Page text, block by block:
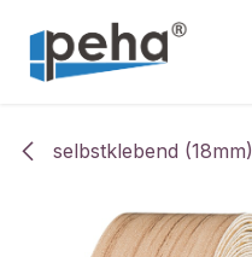
selbstklebend (18mm)